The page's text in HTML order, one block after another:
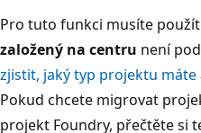
Pro tuto funkci musíte použít
založený na centru není
zjistit, jaký typ projektu máte
Pokud chcete migrovat
projekt Foundry, přečtěte si